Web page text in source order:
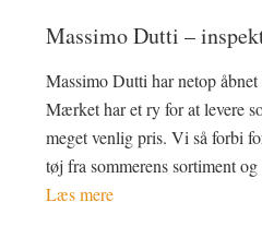
Massimo Dutti –
Massimo Dutti har netop
Mærket har et ry for at levere
meget venlig pris. Vi så forbi
tøj fra sommerens sortiment
Læs mere